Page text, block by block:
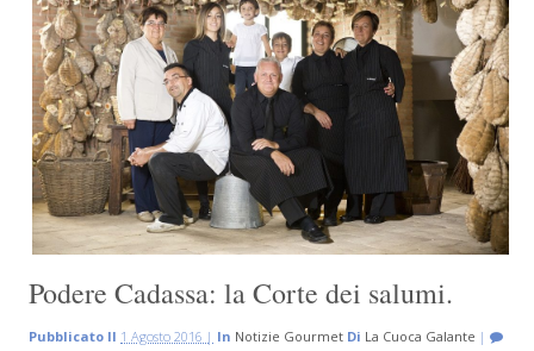
Podere Cadassa: la Corte dei salumi.
Pubblicato Il 1 Agosto 2016 | In Notizie Gourmet Di La Cuoca Galante |